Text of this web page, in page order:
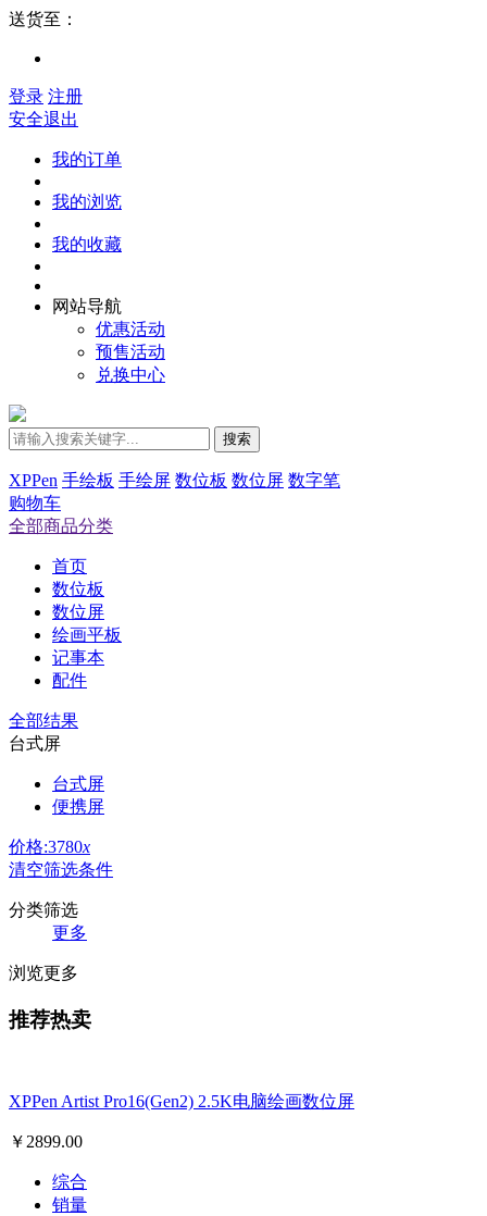
送货至：
登录 注册
安全退出
我的订单
我的浏览
我的收藏
网站导航
优惠活动
预售活动
兑换中心
搜索
XPPen 手绘板 手绘屏 数位板 数位屏 数字笔
购物车
全部商品分类
首页
数位板
数位屏
绘画平板
记事本
配件
全部结果
台式屏
台式屏
便携屏
价格:3780x
清空筛选条件
分类筛选
更多
浏览更多
推荐热卖
XPPen Artist Pro16(Gen2) 2.5K电脑绘画数位屏
￥2899.00
综合
销量